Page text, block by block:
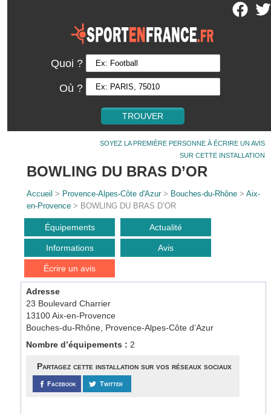
Quoi ?
Où ?
SOYEZ LA PREMIÈRE PERSONNE À ÉCRIRE UN AVIS
SUR CETTE INSTALLATION
BOWLING DU BRAS D’OR
Accueil > Provence-Alpes-Côte d'Azur> Bouches-du-Rhône >Aix-
en-Provence > BOWLING DU BRAS D’OR
Équipements Actualité
Informations Avis
Écrire un avis
Adresse
23 Boulevard Charrier
13100 Aix-en-Provence
Bouches-du-Rhône, Provence-Alpes-Côte d’Azur
Nombre d’équipements : 2
Partagez cette installation sur vos réseaux sociaux
Facebook Twitter